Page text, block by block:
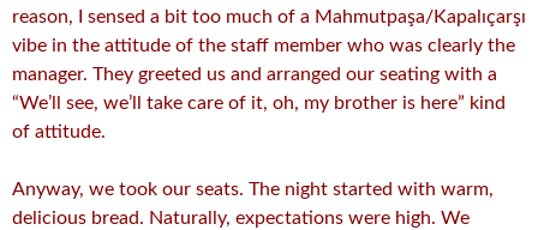
reason, I sensed a bit too much of a Mahmutpaşa/Kapalıçarşı
vibe in the attitude of the staff member who was clearly the
manager. They greeted us and arranged our seating with a
“We’ll see, we’ll take care of it, oh, my brother is here” kind
of attitude.
Anyway, we took our seats. The night started with warm,
delicious bread. Naturally, expectations were high. We